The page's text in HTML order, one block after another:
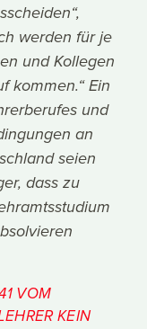
werden für je
und Kollegen
kommen.“ Ein
und
an
seien
dass zu
VOM
KEIN